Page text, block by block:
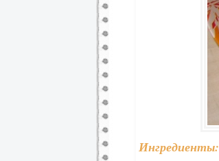
Ингредиенты: